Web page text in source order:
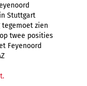
Stuttgart
zien
twee posities
Feyenoord